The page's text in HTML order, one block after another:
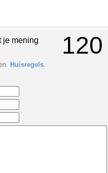
120
je mening
Huisregels